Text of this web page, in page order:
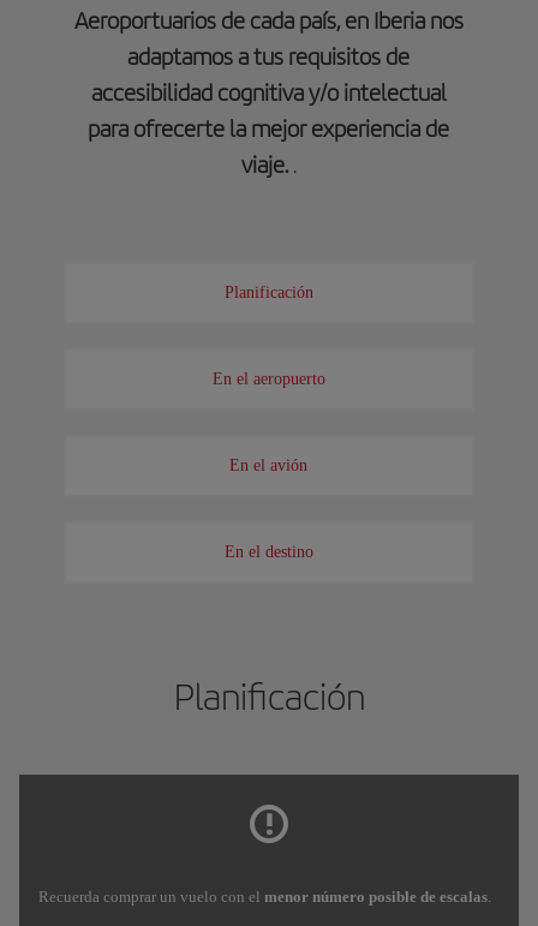
Aeroportuarios de cada país, en Iberia nos
adaptamos a tus requisitos de
accesibilidad cognitiva y/o intelectual
para ofrecerte la mejor experiencia de
viaje..
Planificación
En el aeropuerto
En el avión
En el destino
Planificación
Recuerda comprar un vuelo con el menor número posible de escalas.